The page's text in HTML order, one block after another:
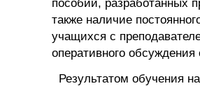
пособий, разработанных
также наличие
учащихся с
оперативного
Результатом обучения